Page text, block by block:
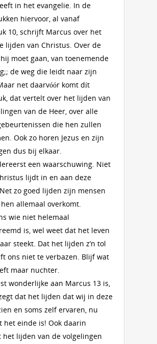
in het evangelie. In de
hiervoor, al vanaf
10, schrijft Marcus over het
lijden van Christus. Over de
moet gaan, van toenemende
de weg die leidt naar zijn
net daarvóór komt dít
dat vertelt over het lijden van
van de Heer, over alle
die hen zullen
Ook zo horen Jezus en zijn
dus bij elkaar.
een waarschuwing. Niet
lijdt in en aan deze
zo goed lijden zijn mensen
allemaal overkomt.
wie niet helemaal
is, wel weet dat het leven
steekt. Dat het lijden z’n tol
ons niet te verbazen. Blijf wat
maar nuchter.
wonderlijke aan Marcus 13 is,
dat het lijden dat wij in deze
en soms zelf ervaren, nu
het einde is! Ook daarin
het lijden van de volgelingen